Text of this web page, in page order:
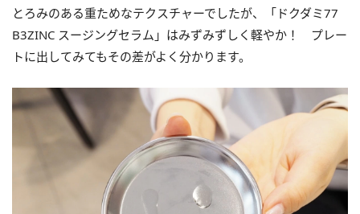
とろみのある重ためなテクスチャーでしたが、「ドクダミ77
B3ZINC スージングセラム」はみずみずしく軽やか！ プレー
トに出してみてもその差がよく分かります。